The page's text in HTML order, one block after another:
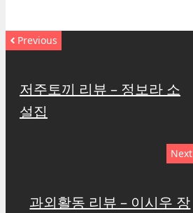
Previous
저주토끼 리뷰 – 정보라 소
설집
Next
과외활동 리뷰 – 이시우 장